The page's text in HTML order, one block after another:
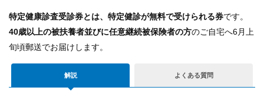
くみ
健保
の給
健康
特定健康診査受診券とは、特定健診が無料で受けられる券です。
40歳以上の被扶養者並びに任意継続被保険者の方のご自宅へ6月上
旬頃郵送でお届けします。
解説 よくある質問